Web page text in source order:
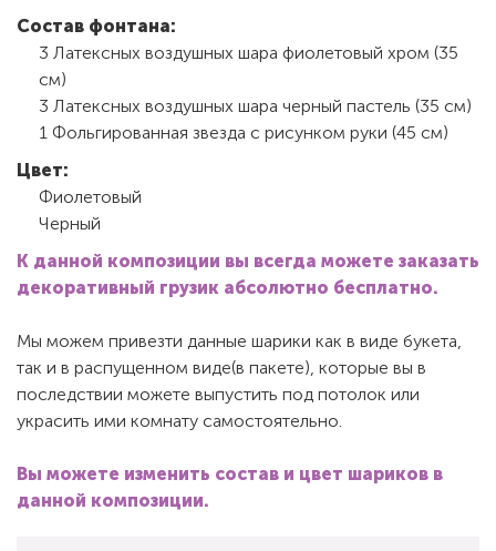
Состав фонтана:
3 Латексных воздушных шара фиолетовый хром (35
см)
3 Латексных воздушных шара черный пастель (35 см)
1 Фольгированная звезда с рисунком руки (45 см)
Цвет:
Фиолетовый
Черный
К данной композиции вы всегда можете заказать
декоративный грузик абсолютно бесплатно.
Мы можем привезти данные шарики как в виде букета,
так и в распущенном виде(в пакете), которые вы в
последствии можете выпустить под потолок или
украсить ими комнату самостоятельно.
Вы можете изменить состав и цвет шариков в
данной композиции.